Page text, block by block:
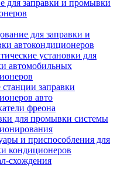
для заправки и промывки
для заправки и
автокондиционеров
установки для
автомобильных
заправки
авто
фреона
для промывки системы
и приспособления для
кондиционеров
схождения